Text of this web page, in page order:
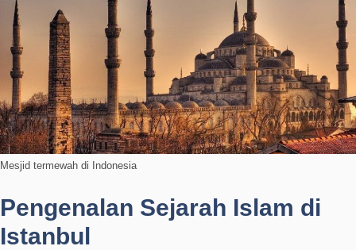
Mesjid termewah di Indonesia
Pengenalan Sejarah Islam di
Istanbul